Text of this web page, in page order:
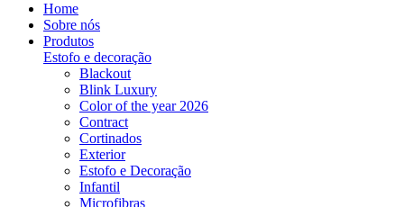
Home
Sobre nós
Produtos
Estofo e decoração
Blackout
Blink Luxury
Color of the year 2026
Contract
Cortinados
Exterior
Estofo e Decoração
Infantil
Microfibras